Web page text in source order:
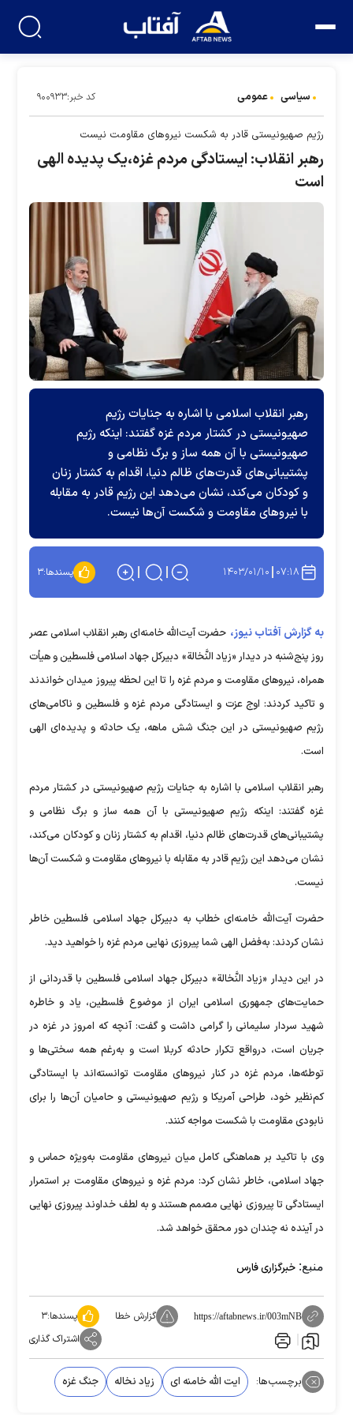
سیاسی عمومی کد خبر:۹۰۰۹۳۳
رژیم صهیونیستی قادر به شکست نیرو‌های مقاومت نیست
رهبر انقلاب: ایستادگی مردم غزه،یک پدیده الهی
است
رهبر انقلاب اسلامی با اشاره به جنایات رژیم
صهیونیستی در کشتار مردم غزه گفتند: اینکه رژیم
صهیونیستی با آن همه ساز و برگ نظامی و
پشتیبانی‌های قدرت‌های ظالم دنیا، اقدام به کشتار زنان
و کودکان می‌کند، نشان می‌دهد این رژیم قادر به مقابله
با نیرو‌های مقاومت و شکست آن‌ها نیست.
۰۷:۱۸ ۱۴۰۳/۰۱/۱۰ پسندها:۳
به گزارش آفتاب نیوز، حضرت آیت‌الله خامنه‌ای رهبر انقلاب اسلامی عصر
روز پنج‌شنبه در دیدار «زیاد النَّخالة» دبیرکل جهاد اسلامی فلسطین و هیأت
همراه، نیرو‌های مقاومت و مردم غزه را تا این لحظه پیروز میدان خواندند
و تاکید کردند: اوج عزت و ایستادگی مردم غزه و فلسطین و ناکامی‌های
رژیم صهیونیستی در این جنگ شش ماهه، یک حادثه و پدیده‌ای الهی
است.
رهبر انقلاب اسلامی با اشاره به جنایات رژیم صهیونیستی در کشتار مردم
غزه گفتند: اینکه رژیم صهیونیستی با آن همه ساز و برگ نظامی و
پشتیبانی‌های قدرت‌های ظالم دنیا، اقدام به کشتار زنان و کودکان می‌کند،
نشان می‌دهد این رژیم قادر به مقابله با نیرو‌های مقاومت و شکست آن‌ها
نیست.
حضرت آیت‌الله خامنه‌ای خطاب به دبیرکل جهاد اسلامی فلسطین خاطر
نشان کردند: به‌فضل الهی شما پیروزی نهایی مردم غزه را خواهید دید.
در این دیدار «زیاد النَّخالة» دبیرکل جهاد اسلامی فلسطین با قدردانی از
حمایت‌های جمهوری اسلامی ایران از موضوع فلسطین، یاد و خاطره
شهید سردار سلیمانی را گرامی داشت و گفت: آنچه که امروز در غزه در
جریان است، درواقع تکرار حادثه کربلا است و به‌رغم همه سختی‌ها و
توطئه‌ها، مردم غزه در کنار نیرو‌های مقاومت توانسته‌اند با ایستادگی
کم‌نظیر خود، طراحی آمریکا و رژیم صهیونیستی و حامیان آن‌ها را برای
نابودی مقاومت با شکست مواجه کنند.
وی با تاکید بر هماهنگی کامل میان نیرو‌های مقاومت به‌ویژه حماس و
جهاد اسلامی، خاطر نشان کرد: مردم غزه و نیرو‌های مقاومت بر استمرار
ایستادگی تا پیروزی نهایی مصمم هستند و به لطف خداوند پیروزی نهایی
در آینده نه چندان دور محقق خواهد شد.
منبع: خبرگزاری فارس
https://aftabnews.ir/003mNB گزارش خطا پسندها:۳
اشتراک گذاری
برچسب‌ها: ایت الله خامنه ای زیاد نخاله جنگ غزه